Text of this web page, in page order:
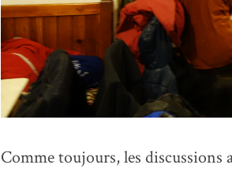
Comme toujours, les discussions